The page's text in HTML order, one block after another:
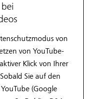
von
von YouTube-
Klick von Ihrer
Sie auf den
(Google